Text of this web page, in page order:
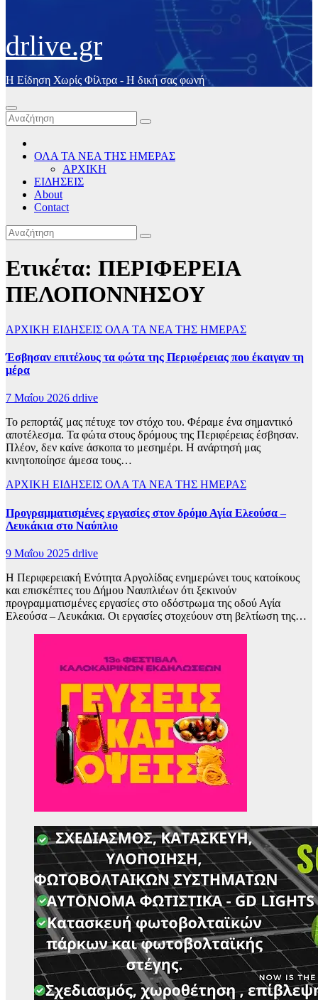
drlive.gr
Η Είδηση Χωρίς Φίλτρα - H δική σας φωνή
ΟΛΑ ΤΑ ΝΕΑ ΤΗΣ ΗΜΕΡΑΣ
ΑΡΧΙΚΗ
ΕΙΔΗΣΕΙΣ
About
Contact
Ετικέτα: ΠΕΡΙΦΕΡΕΙΑ
ΠΕΛΟΠΟΝΝΗΣΟΥ
ΑΡΧΙΚΗ ΕΙΔΗΣΕΙΣ ΟΛΑ ΤΑ ΝΕΑ ΤΗΣ ΗΜΕΡΑΣ
Έσβησαν επιτέλους τα φώτα της Περιφέρειας που έκαιγαν τη
μέρα
7 Μαΐου 2026 drlive
Το ρεπορτάζ μας πέτυχε τον στόχο του. Φέραμε ένα σημαντικό
αποτέλεσμα. Τα φώτα στους δρόμους της Περιφέρειας έσβησαν.
Πλέον, δεν καίνε άσκοπα το μεσημέρι. Η ανάρτησή μας
κινητοποίησε άμεσα τους…
ΑΡΧΙΚΗ ΕΙΔΗΣΕΙΣ ΟΛΑ ΤΑ ΝΕΑ ΤΗΣ ΗΜΕΡΑΣ
Προγραμματισμένες εργασίες στον δρόμο Αγία Ελεούσα –
Λευκάκια στο Ναύπλιο
9 Μαΐου 2025 drlive
Η Περιφερειακή Ενότητα Αργολίδας ενημερώνει τους κατοίκους
και επισκέπτες του Δήμου Ναυπλιέων ότι ξεκινούν
προγραμματισμένες εργασίες στο οδόστρωμα της οδού Αγία
Ελεούσα – Λευκάκια. Οι εργασίες στοχεύουν στη βελτίωση της…